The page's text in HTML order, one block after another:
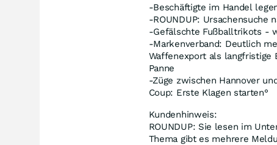
-Beschäftigte im Handel
-ROUNDUP: Ursachensuche
-Gefälschte Fußballtrikots -
-Markenverband: Deutlich
Waffenexport als langfristige
Panne
-Züge zwischen Hannover
Coup: Erste Klagen starten°
Kundenhinweis:
ROUNDUP: Sie lesen im
Thema gibt es mehrere